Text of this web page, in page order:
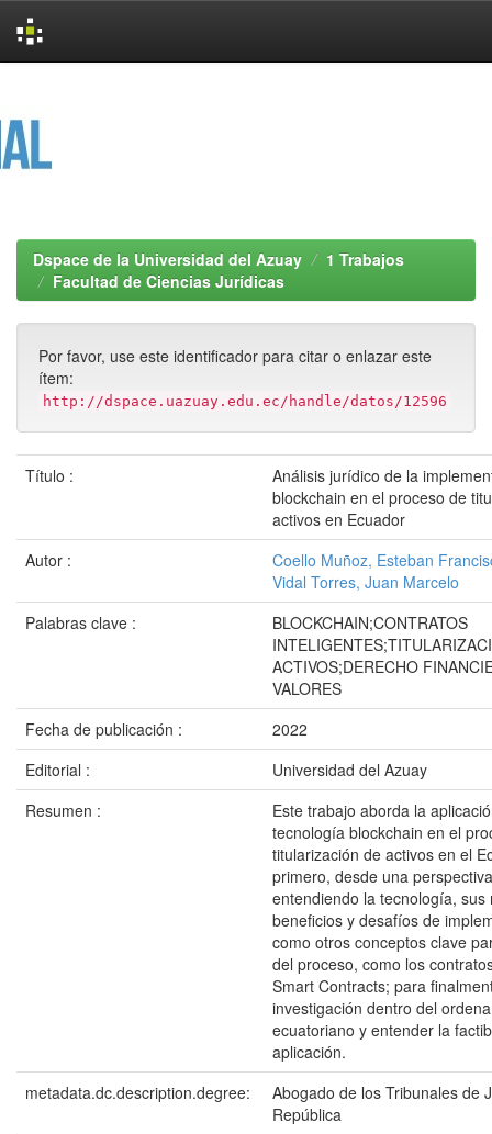
Dspace de la Universidad del Azuay
1 Trabajos
Facultad de Ciencias Jurídicas
Por favor, use este identificador para citar o enlazar este
ítem:
http://dspace.uazuay.edu.ec/handle/datos/12596
Título :
Análisis jurídico de la
blockchain en el proceso de
activos en Ecuador
Autor :
Coello Muñoz, Esteban
Vidal Torres, Juan Marcelo
Palabras clave :
BLOCKCHAIN;CONTRATOS
ACTIVOS;DERECHO
VALORES
Fecha de publicación :
2022
Editorial :
Universidad del Azuay
Resumen :
Este trabajo aborda la
tecnología blockchain en el
titularización de activos en el
primero, desde una
entendiendo la tecnología, sus
beneficios y desafíos de
como otros conceptos clave
del proceso, como los
Smart Contracts; para
investigación dentro del
ecuatoriano y entender la
aplicación.
metadata.dc.description.degree:
Abogado de los Tribunales de
República